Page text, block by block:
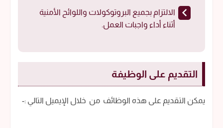
الالتزام بجميع البروتوكولات واللوائح الأمنية
أثناء أداء واجبات العمل.
التقديم على الوظيفة
يمكن التقديم على هذه الوظائف من خلال الإيميل التالي :-